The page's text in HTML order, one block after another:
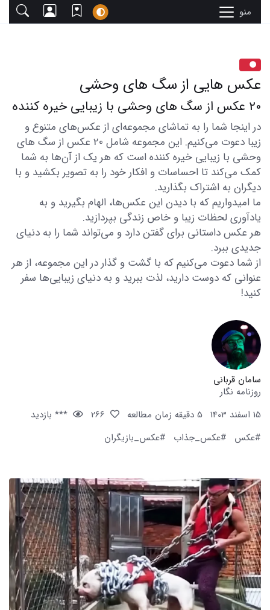
منو
عکس هایی از سگ های وحشی
20 عکس از سگ های وحشی با زیبایی خیره کننده
در اینجا شما را به تماشای مجموعه‌ای از عکس‌های متنوع و
زیبا دعوت می‌کنیم. این مجموعه شامل 20 عکس از سگ های
وحشی با زیبایی خیره کننده است که هر یک از آن‌ها به شما
کمک می‌کند تا احساسات و افکار خود را به تصویر بکشید و با
دیگران به اشتراک بگذارید.
ما امیدواریم که با دیدن این عکس‌ها، الهام بگیرید و به
یادآوری لحظات زیبا و خاص زندگی بپردازید.
هر عکس داستانی برای گفتن دارد و می‌تواند شما را به دنیای
جدیدی ببرد.
از شما دعوت می‌کنیم که با گشت و گذار در این مجموعه، از هر
عنوانی که دوست دارید، لذت ببرید و به دنیای زیبایی‌ها سفر
کنید!
سامان قربانی
روزنامه نگار
15 اسفند 1403
5 دقیقه زمان مطالعه
*** بازدید
#عکس
#عکس_جذاب #عکس_بازیگران